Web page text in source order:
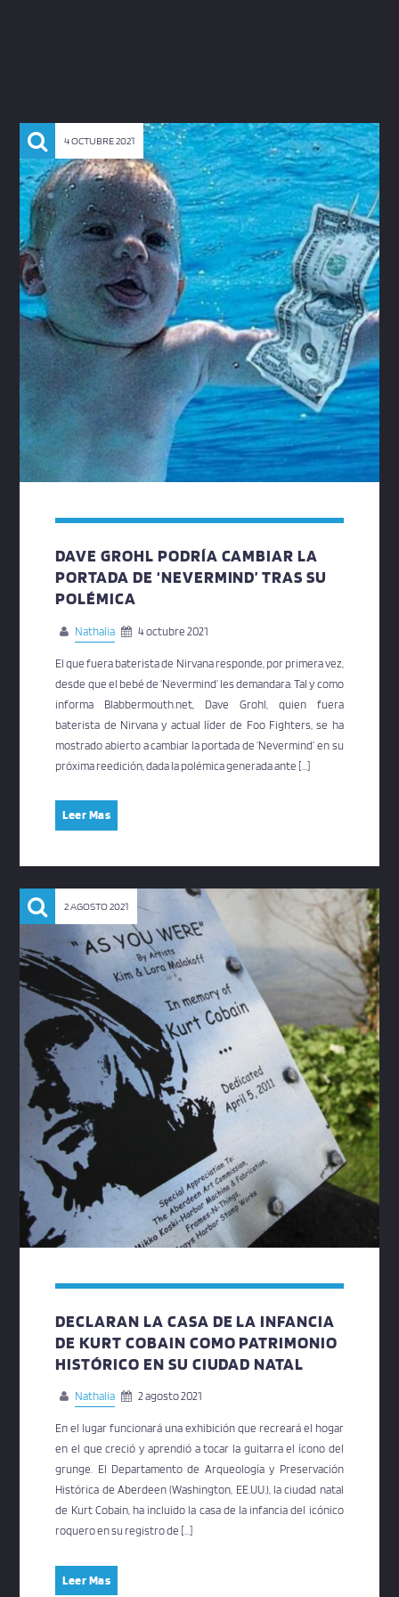
4 OCTUBRE 2021
DAVE GROHL PODRÍA CAMBIAR LA
PORTADA DE ‘NEVERMIND’ TRAS SU
POLÉMICA
Nathalia 4 octubre 2021
El que fuera baterista de Nirvana responde, por primera vez,
desde que el bebé de ‘Nevermind’ les demandara. Tal y como
informa Blabbermouth.net, Dave Grohl, quien fuera
baterista de Nirvana y actual líder de Foo Fighters, se ha
mostrado abierto a cambiar la portada de ‘Nevermind’ en su
próxima reedición, dada la polémica generada ante […]
Leer Mas
2 AGOSTO 2021
DECLARAN LA CASA DE LA INFANCIA
DE KURT COBAIN COMO PATRIMONIO
HISTÓRICO EN SU CIUDAD NATAL
Nathalia 2 agosto 2021
En el lugar funcionará una exhibición que recreará el hogar
en el que creció y aprendió a tocar la guitarra el ícono del
grunge. El Departamento de Arqueología y Preservación
Histórica de Aberdeen (Washington, EE.UU.), la ciudad natal
de Kurt Cobain, ha incluido la casa de la infancia del icónico
roquero en su registro de […]
Leer Mas